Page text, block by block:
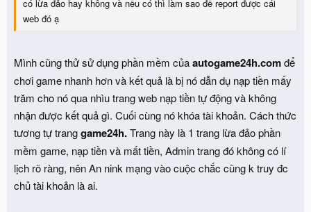
có lừa đảo hay không và nếu có thì làm sao để report được cái
web đó ạ
Mình cũng thử sử dụng phần mềm củaautogame24h.comđể
chơi game nhanh hơn và kết quả là bị nó dẫn dụ nạp tiền mấy
trăm cho nó qua nhìu trang web nạp tiền tự động và không
nhận được kết quả gì. Cuối cùng nó khóa tài khoản. Cách thức
tương tự tranggame24h.Trang này là 1 trang lừa đảo phần
mềm game, nạp tiền và mất tiền, Admin trang đó không có lí
lịch rõ ràng, nên An nink mạng vào cuộc chắc cũng k truy đc
chủ tài khoản là ai.